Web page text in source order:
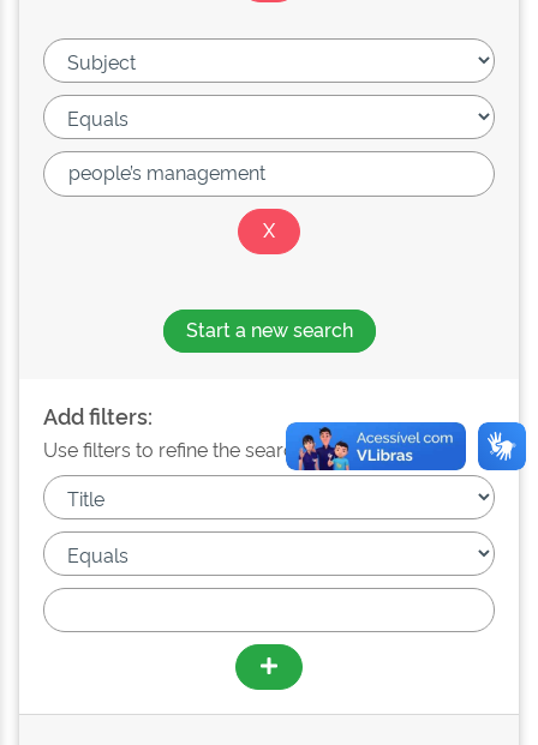
Start a new search
Add filters:
Use filters to refine the search results.